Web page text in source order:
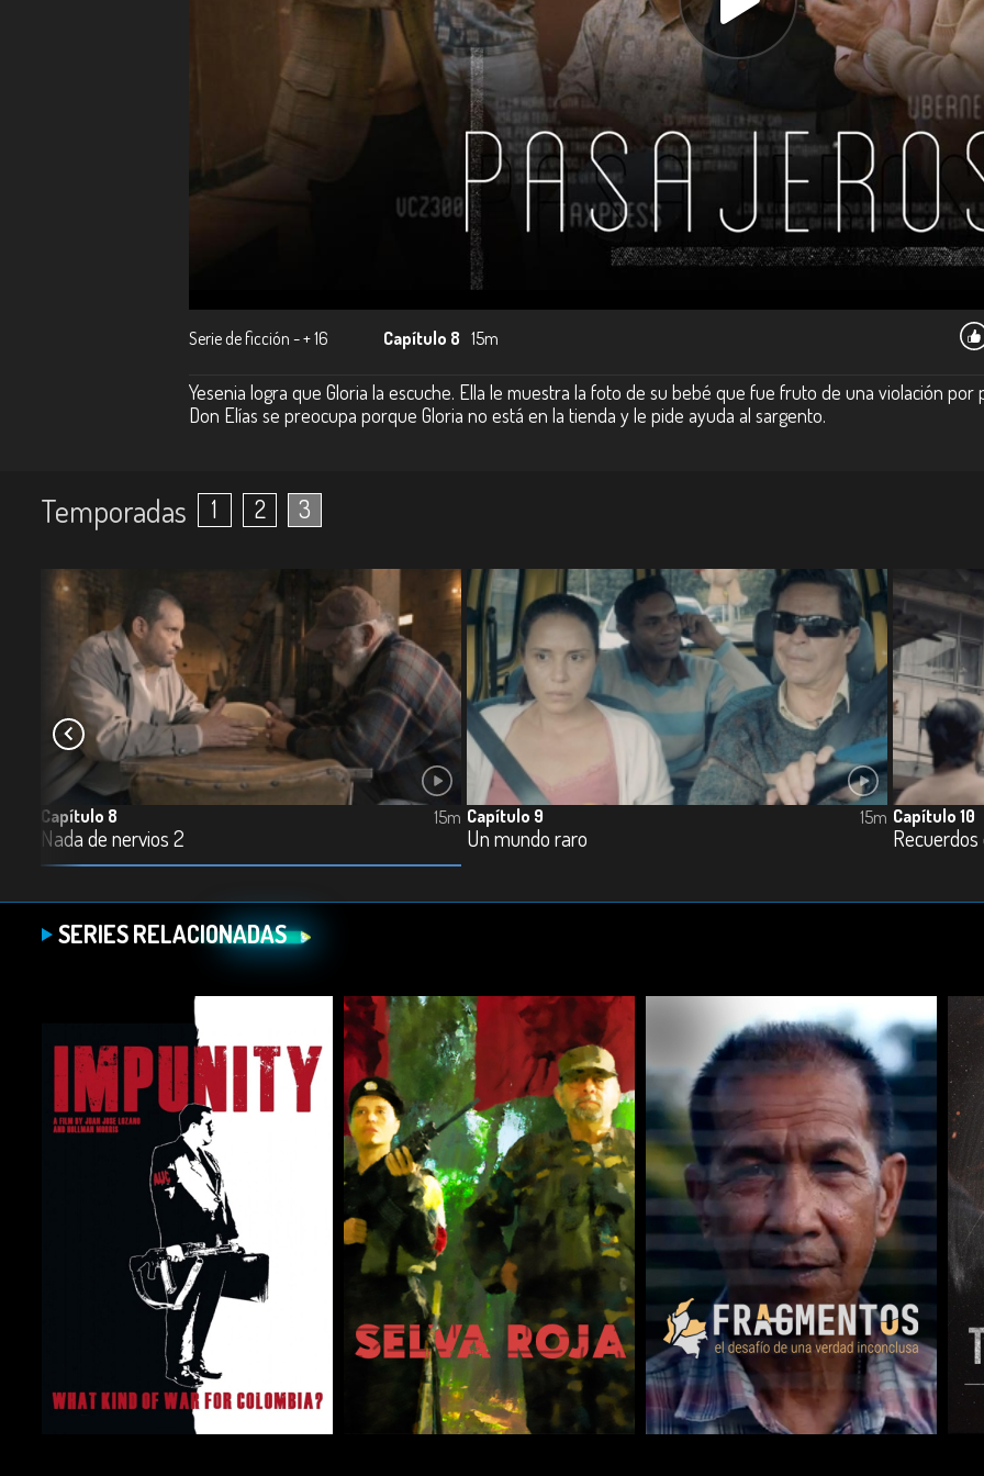
Serie de ficción - + 16 Capítulo 8 15m
Yesenia logra que Gloria la escuche. Ella le muestra la foto de su bebé que fue fruto de una violación
Don Elías se preocupa porque Gloria no está en la tienda y le pide ayuda al sargento.
Temporadas 1 2 3
Capítulo 8
Nada de nervios 2
15m Capítulo 9
Un mundo raro
15m Capítulo 10
SERIES RELACIONADAS
COMPARTIR COMPARTIR COMPARTIR